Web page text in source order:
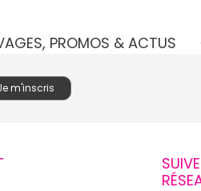
PROMOS & ACTUS